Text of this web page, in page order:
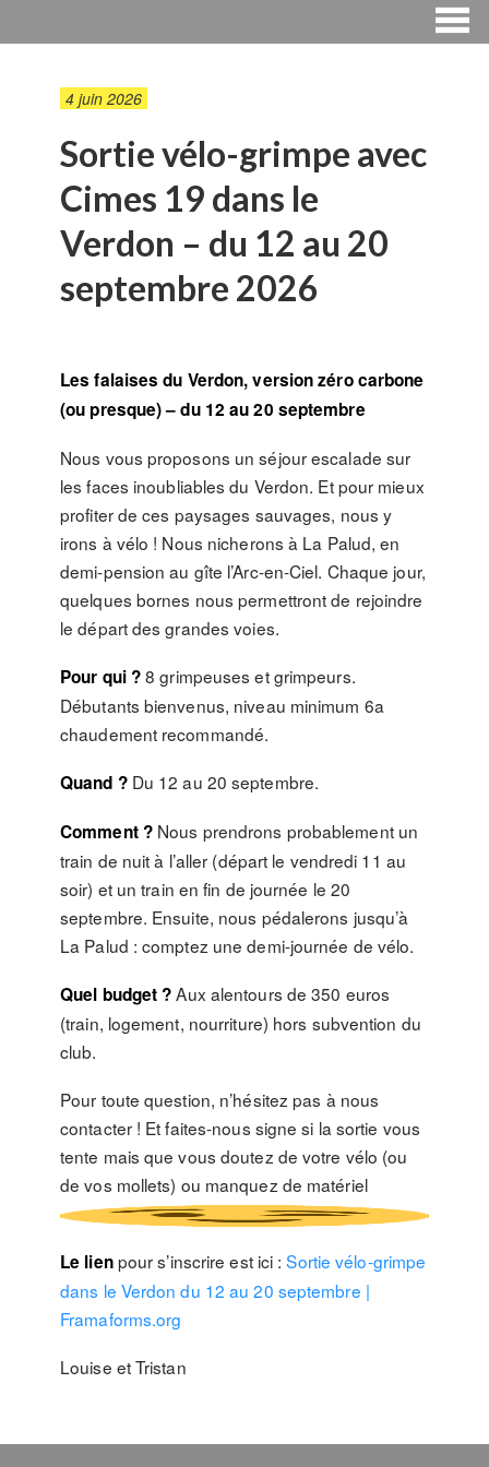
4 juin 2026
Sortie vélo-grimpe avec
Cimes 19 dans le
Verdon – du 12 au 20
septembre 2026
Les falaises du Verdon, version zéro carbone
(ou presque) – du 12 au 20 septembre
Nous vous proposons un séjour escalade sur
les faces inoubliables du Verdon. Et pour mieux
profiter de ces paysages sauvages, nous y
irons à vélo ! Nous nicherons à La Palud, en
demi-pension au gîte l’Arc-en-Ciel. Chaque jour,
quelques bornes nous permettront de rejoindre
le départ des grandes voies.
Pour qui ?8 grimpeuses et grimpeurs.
Débutants bienvenus, niveau minimum 6a
chaudement recommandé.
Quand ?Du 12 au 20 septembre.
Comment ?Nous prendrons probablement un
train de nuit à l’aller (départ le vendredi 11 au
soir) et un train en fin de journée le 20
septembre. Ensuite, nous pédalerons jusqu’à
La Palud : comptez une demi-journée de vélo.
Quel budget ?Aux alentours de 350 euros
(train, logement, nourriture) hors subvention du
club.
Pour toute question, n’hésitez pas à nous
contacter ! Et faites-nous signe si la sortie vous
tente mais que vous doutez de votre vélo (ou
de vos mollets) ou manquez de matériel
Le lienpour s’inscrire est ici :Sortie vélo-grimpe
dans le Verdon du 12 au 20 septembre |
Framaforms.org
Louise et Tristan